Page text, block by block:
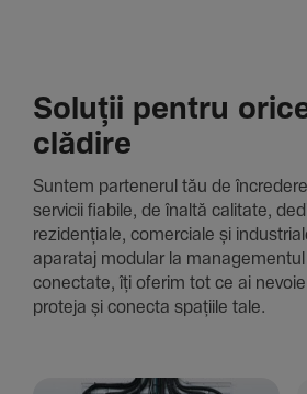
Soluții pentru
clădire
Suntem parte­nerul tău de
servicii fiabile, de înaltă cali­tate,
rezi­den­țiale, comer­ciale și
aparataj modular la
conec­tate, îți oferim tot ce ai
proteja și conecta spațiile tale.